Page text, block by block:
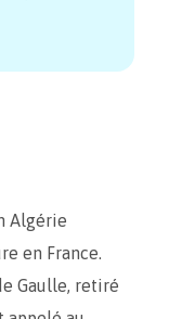
Algérie
en France.
Gaulle, retiré